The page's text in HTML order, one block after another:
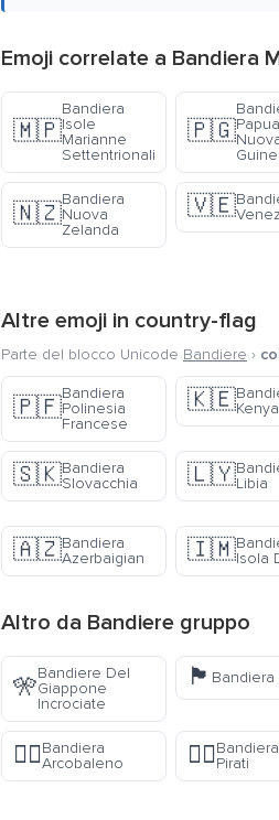
Emoji correlate a Bandiera
🇲🇵
Bandiera
Isole
Marianne
Settentrionali
🇵🇬Papua
🇳🇿
Bandiera
Nuova
Zelanda
🇻🇪
Altre emoji in country-flag
Parte del blocco Unicode Bandiere ›
🇵🇫
Bandiera
Polinesia
Francese
🇰🇪Kenya
🇸🇰Bandiera
Slovacchia
🇱🇾Libia
🇦🇿Bandiera
Azerbaigian
🇮🇲Isola
Altro da Bandiere gruppo
🎌
Bandiere Del
Giappone
Incrociate
🏴󠁧󠁢󠁷󠁬󠁳󠁿 Bandiera
🏳️‍🌈Bandiera
Arcobaleno
🏴‍☠️Pirati